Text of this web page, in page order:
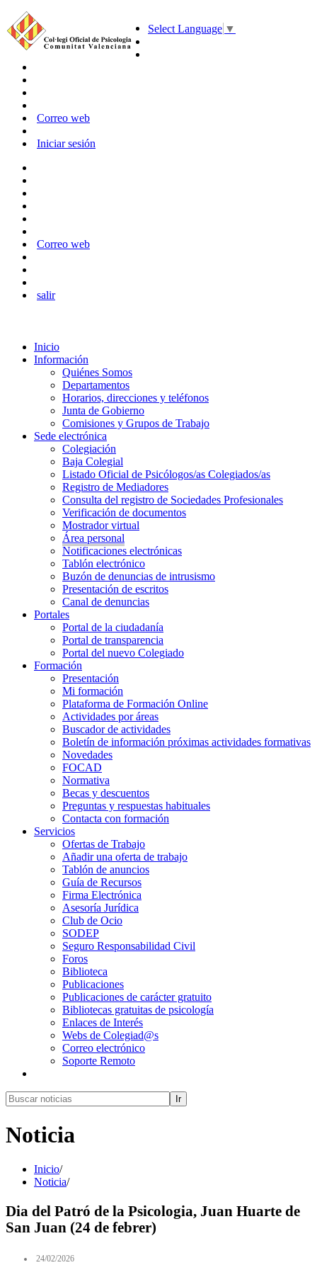
Select Language ▼
Correo web
Iniciar sesión
Correo web
salir
Inicio
Información
Quiénes Somos
Departamentos
Horarios, direcciones y teléfonos
Junta de Gobierno
Comisiones y Grupos de Trabajo
Sede electrónica
Colegiación
Baja Colegial
Listado Oficial de Psicólogos/as Colegiados/as
Registro de Mediadores
Consulta del registro de Sociedades Profesionales
Verificación de documentos
Mostrador virtual
Área personal
Notificaciones electrónicas
Tablón electrónico
Buzón de denuncias de intrusismo
Presentación de escritos
Canal de denuncias
Portales
Portal de la ciudadanía
Portal de transparencia
Portal del nuevo Colegiado
Formación
Presentación
Mi formación
Plataforma de Formación Online
Actividades por áreas
Buscador de actividades
Boletín de información próximas actividades formativas
Novedades
FOCAD
Normativa
Becas y descuentos
Preguntas y respuestas habituales
Contacta con formación
Servicios
Ofertas de Trabajo
Añadir una oferta de trabajo
Tablón de anuncios
Guía de Recursos
Firma Electrónica
Asesoría Jurídica
Club de Ocio
SODEP
Seguro Responsabilidad Civil
Foros
Biblioteca
Publicaciones
Publicaciones de carácter gratuito
Bibliotecas gratuitas de psicología
Enlaces de Interés
Webs de Colegiad@s
Correo electrónico
Soporte Remoto
Ir
Noticia
Inicio/
Noticia/
Dia del Patró de la Psicologia, Juan Huarte de
San Juan (24 de febrer)
24/02/2026